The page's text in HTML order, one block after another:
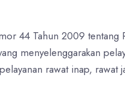
44 Tahun 2009 tentang
menyelenggarakan
rawat inap, rawat